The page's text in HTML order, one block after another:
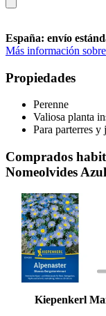
España: envío
Más información
Propiedades
Perenne
Valiosa planta
Para parterres y
Comprados
Nomeolvides
Kiepenkerl